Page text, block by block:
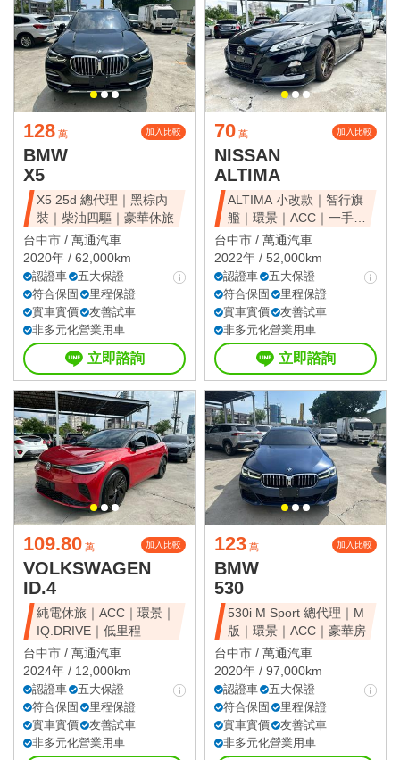
128 萬 加入比較
BMW
X5
X5 25d 總代理｜黑棕內
裝｜柴油四驅｜豪華休旅
台中市 / 萬通汽車
2020年 / 62,000km
認證車
五大保證
符合保固
里程保證
實車實價
友善試車
非多元化營業用車
立即諮詢
70 萬 加入比較
NISSAN
ALTIMA
ALTIMA 小改款｜智行旗
艦｜環景｜ACC｜一手美
車
台中市 / 萬通汽車
2022年 / 52,000km
認證車
五大保證
符合保固
里程保證
實車實價
友善試車
非多元化營業用車
立即諮詢
109.80 萬 加入比較
VOLKSWAGEN
ID.4
純電休旅｜ACC｜環景｜
IQ.DRIVE｜低里程
台中市 / 萬通汽車
2024年 / 12,000km
認證車
五大保證
符合保固
里程保證
實車實價
友善試車
非多元化營業用車
123 萬 加入比較
BMW
530
530i M Sport 總代理｜M
版｜環景｜ACC｜豪華房
台中市 / 萬通汽車
2020年 / 97,000km
認證車
五大保證
符合保固
里程保證
實車實價
友善試車
非多元化營業用車